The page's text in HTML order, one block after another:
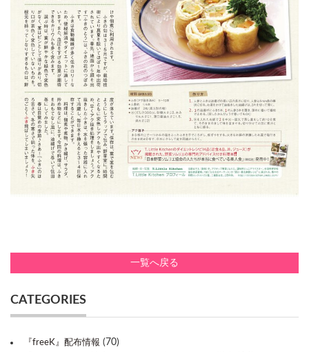
一覧へ戻る
CATEGORIES
『freeK』配布情報 (70)